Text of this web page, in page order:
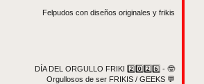
Felpudos con diseños originales y frikis
DÍA DEL ORGULLO FRIKI 2️⃣0️⃣2️⃣6️⃣ - 🤓
Orgullosos de ser FRIKIS / GEEKS 💬